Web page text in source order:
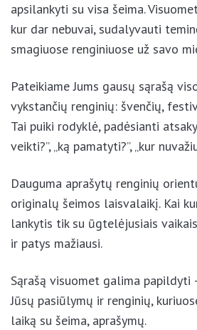
apsilankyti su visa šeima.
kur dar nebuvai, sudalyvauti
smagiuose renginiuose už savo
Pateikiame Jums gausų sąrašą
vykstančių renginių: švenčių,
Tai puiki rodyklė, padėsianti
veikti?”, „ką pamatyti?”, „kur
Dauguma aprašytų renginių
originalų šeimos laisvalaikį. Kai
lankytis tik su ūgtelėjusiais
ir patys mažiausi.
Sąrašą visuomet galima papildyti
Jūsų pasiūlymų ir renginių,
laiką su šeima, aprašymų.